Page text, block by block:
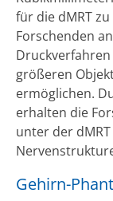
für die dMRT
Forschenden
größeren
ermöglichen.
erhalten die
unter der
Gehirn-